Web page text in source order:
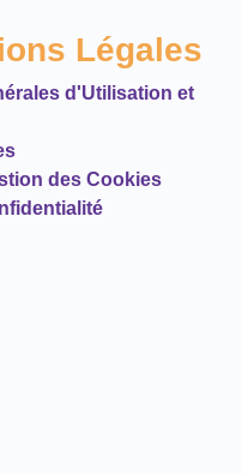
Légales
d'Utilisation et
des Cookies